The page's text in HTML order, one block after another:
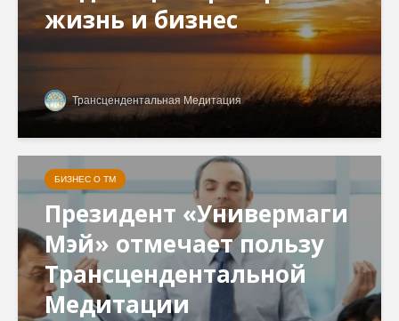
жизнь и бизнес
Трансцендентальная Медитация
БИЗНЕС О ТМ
Президент «Универмаги
Мэй» отмечает пользу
Трансцендентальной
Медитации